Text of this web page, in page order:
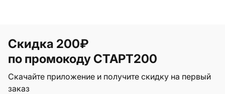
Скидка 200₽
по промокоду СТАРТ200
Скачайте приложение и получите скидку на первый
заказ